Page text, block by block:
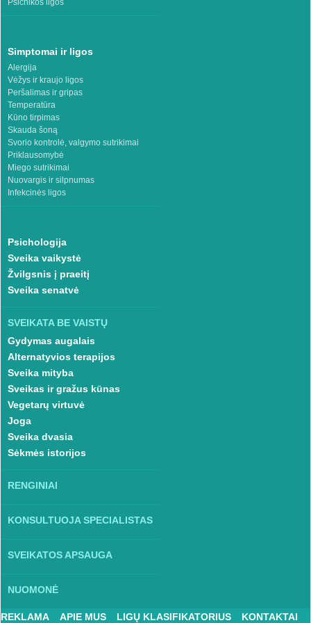
Psichikos ligos
Simptomai ir ligos
Alergija
Vėžys ir kraujo ligos
Peršalimas ir gripas
Temperatūra
Kūno tirpimas
Skauda šoną
Svorio kontrolė, valgymo sutrikimai
Priklausomybė
Miego sutrikimai
Nuovargis ir silpnumas
Infekcinės ligos
Psichologija
Sveika vaikystė
Žvilgsnis į praeitį
Sveika senatvė
SVEIKATA BE VAISTŲ
Gydymas augalais
Alternatyvios terapijos
Sveika mityba
Sveikas ir gražus kūnas
Vegetarų virtuvė
Joga
Sveika dvasia
Sėkmės istorijos
RENGINIAI
KONSULTUOJA SPECIALISTAS
SVEIKATOS APSAUGA
NUOMONĖ
REKLAMA APIE MUS LIGŲ KLASIFIKATORIUS KONTAKTAI